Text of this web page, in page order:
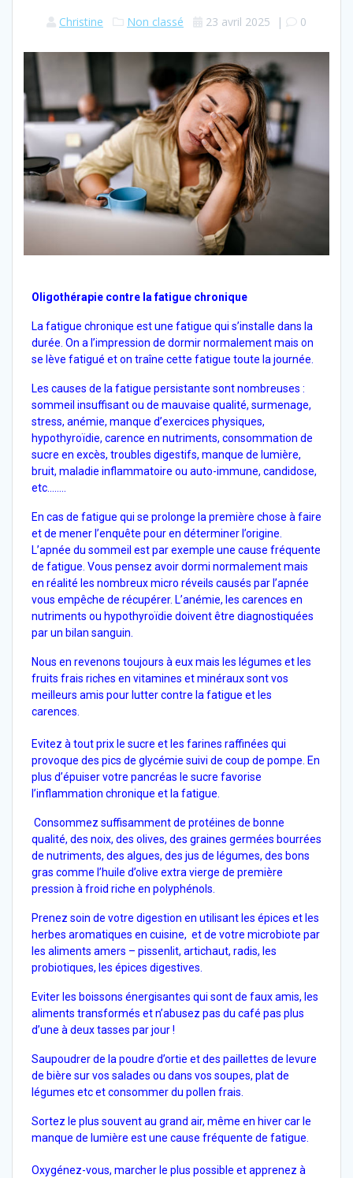
Christine Non classé 23 avril 2025 | 0
Oligothérapie contre la fatigue chronique
La fatigue chronique est une fatigue qui s’installe dans la
durée. On a l’impression de dormir normalement mais on
se lève fatigué et on traîne cette fatigue toute la journée.
Les causes de la fatigue persistante sont nombreuses :
sommeil insuffisant ou de mauvaise qualité, surmenage,
stress, anémie, manque d’exercices physiques,
hypothyroïdie, carence en nutriments, consommation de
sucre en excès, troubles digestifs, manque de lumière,
bruit, maladie inflammatoire ou auto-immune, candidose,
etc……..
En cas de fatigue qui se prolonge la première chose à faire
et de mener l’enquête pour en déterminer l’origine.
L’apnée du sommeil est par exemple une cause fréquente
de fatigue. Vous pensez avoir dormi normalement mais
en réalité les nombreux micro réveils causés par l’apnée
vous empêche de récupérer. L’anémie, les carences en
nutriments ou hypothyroïdie doivent être diagnostiquées
par un bilan sanguin.
Nous en revenons toujours à eux mais les légumes et les
fruits frais riches en vitamines et minéraux sont vos
meilleurs amis pour lutter contre la fatigue et les
carences.
Evitez à tout prix le sucre et les farines raffinées qui
provoque des pics de glycémie suivi de coup de pompe. En
plus d’épuiser votre pancréas le sucre favorise
l’inflammation chronique et la fatigue.
Consommez suffisamment de protéines de bonne
qualité, des noix, des olives, des graines germées bourrées
de nutriments, des algues, des jus de légumes, des bons
gras comme l’huile d’olive extra vierge de première
pression à froid riche en polyphénols.
Prenez soin de votre digestion en utilisant les épices et les
herbes aromatiques en cuisine, et de votre microbiote par
les aliments amers – pissenlit, artichaut, radis, les
probiotiques, les épices digestives.
Eviter les boissons énergisantes qui sont de faux amis, les
aliments transformés et n’abusez pas du café pas plus
d’une à deux tasses par jour !
Saupoudrer de la poudre d’ortie et des paillettes de levure
de bière sur vos salades ou dans vos soupes, plat de
légumes etc et consommer du pollen frais.
Sortez le plus souvent au grand air, même en hiver car le
manque de lumière est une cause fréquente de fatigue.
Oxygénez-vous, marcher le plus possible et apprenez à